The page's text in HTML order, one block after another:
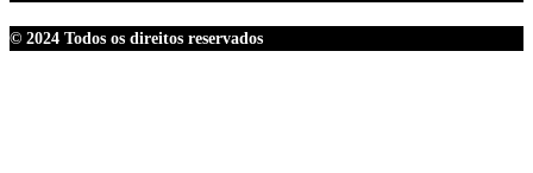
© 2024 Todos os direitos reservados